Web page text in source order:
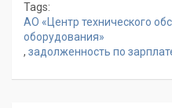
Tags:
АО «Центр технического
оборудования»
, задолженность по